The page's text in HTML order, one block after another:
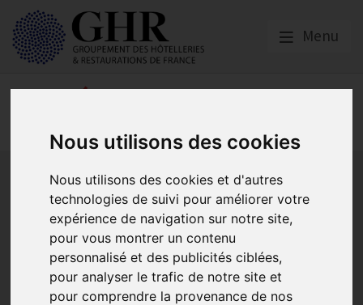
Nous utilisons des cookies
Nous utilisons des cookies et d'autres
technologies de suivi pour améliorer votre
expérience de navigation sur notre site,
pour vous montrer un contenu
personnalisé et des publicités ciblées,
pour analyser le trafic de notre site et
pour comprendre la provenance de nos
Menu
Réglementation &
fiscalité
Les formations obligatoires
Les obligations dans les débits de boissons et les
discothèques
Les obligations dans les hôtels
Les obligations dans les restaurants
Sécurité et Accessibilité
Tabac et vapotage Terrasses